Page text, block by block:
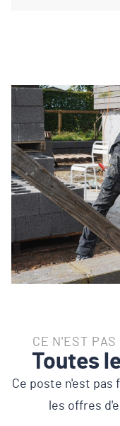
CE N'EST PAS
Toutes
Ce poste n'est pas
les offres